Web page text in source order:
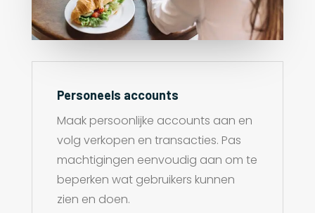
Personeels accounts
Maak persoonlijke accounts aan en
volg verkopen en transacties. Pas
machtigingen eenvoudig aan om te
beperken wat gebruikers kunnen
zien en doen.